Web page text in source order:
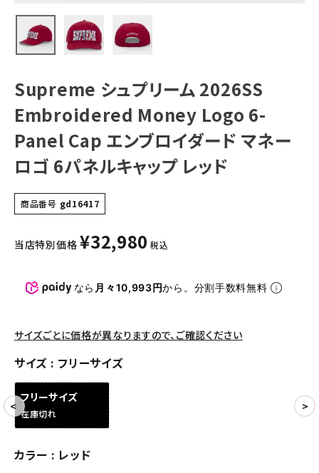
Tシャツ・ロングスリーブ
パーカー・トレーナー
キャップ・ハット
ニット帽・ビーニー
バックパック・リュック
その他バッグ類
スニーカー・ブーツ
パンツ・ショーツ
SEASON
CONTENTS
ACCOUNT MENU
Supreme シュプリーム 2026SS
Embroidered Money Logo 6-
Panel Cap エンブロイダード マネー
ロゴ 6パネルキャップ レッド
商品番号 gd16417
当店特別価格 ¥32,980 税込
なら 月々10,993円から。分割手数料無料
サイズごとに価格が異なりますので、ご確認ください
サイズ フリーサイズ
フリーサイズ
在庫切れ
カラー レッド